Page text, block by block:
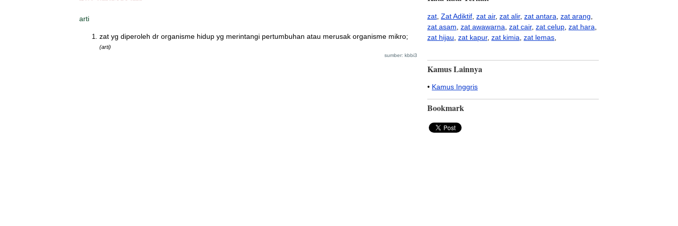
arti
zat yg diperoleh dr organisme hidup yg merintangi pertumbuhan atau merusak organisme mikro;
(arti)
sumber: kbbi3
zat Zat Adiktif zat air, zat alir, zat antara zat arang
zat asam zat awawarna zat cair, zat celup zat hara
zat hijau zat kapur, zat kimia zat lemas
Kamus Lainnya
• Kamus Inggris
Bookmark